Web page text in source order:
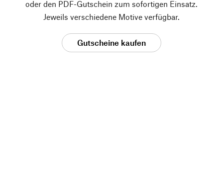
oder den PDF-Gutschein zum sofortigen Einsatz.
Jeweils verschiedene Motive verfügbar.
Gutscheine kaufen